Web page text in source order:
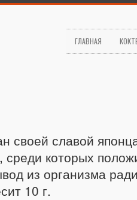
ГЛАВНАЯ
своей славой
среди которых
из организма
10 г.